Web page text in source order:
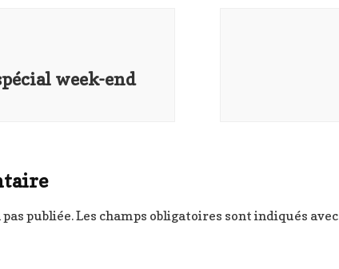
week-end
publiée.Les champs obligatoires sont indiqués avec